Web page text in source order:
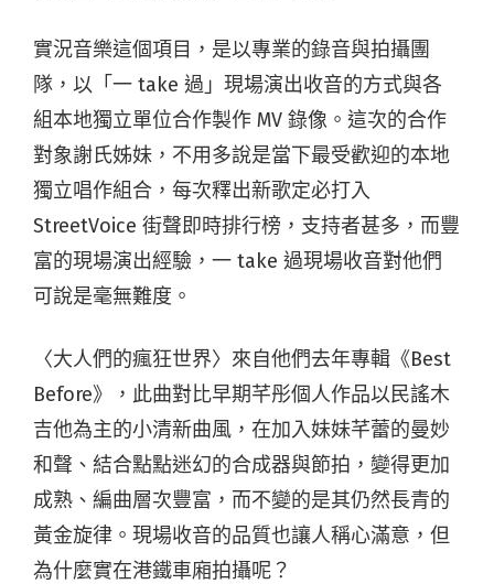
實況音樂這個項目，是以專業的錄音與拍攝團
隊，以「一 take 過」現場演出收音的方式與各
組本地獨立單位合作製作 MV 錄像。這次的合作
對象謝氏姊妹，不用多說是當下最受歡迎的本地
獨立唱作組合，每次釋出新歌定必打入
StreetVoice 街聲即時排行榜，支持者甚多，而豐
富的現場演出經驗，一 take 過現場收音對他們
可說是毫無難度。
〈大人們的瘋狂世界〉來自他們去年專輯《Best
Before》，此曲對比早期芊彤個人作品以民謠木
吉他為主的小清新曲風，在加入妹妹芊蕾的曼妙
和聲、結合點點迷幻的合成器與節拍，變得更加
成熟、編曲層次豐富，而不變的是其仍然長青的
黃金旋律。現場收音的品質也讓人稱心滿意，但
為什麼實在港鐵車廂拍攝呢？